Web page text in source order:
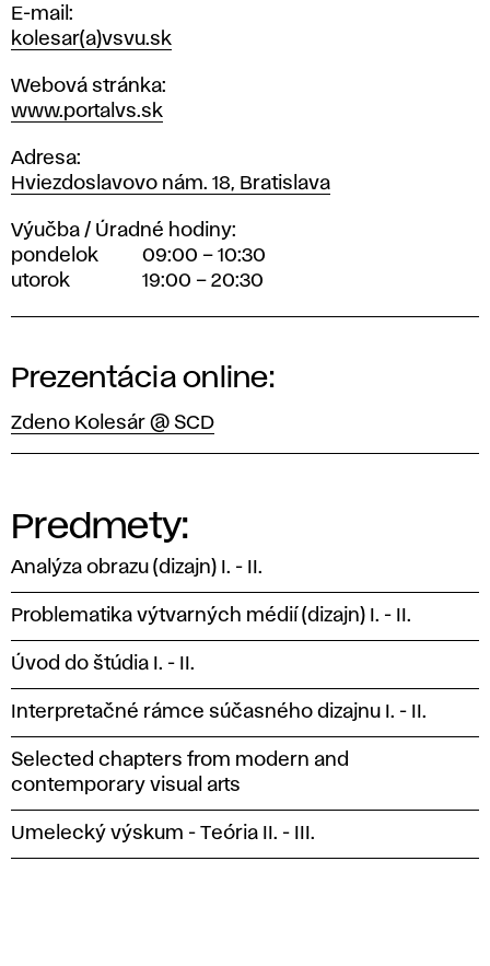
E-mail
kolesar(a)vsvu.sk
Webová stránka
www.portalvs.sk
Adresa
Hviezdoslavovo nám. 18, Bratislava
Výučba / Úradné hodiny
pondelok
09:00 – 10:30
utorok
19:00 – 20:30
Prezentácia online:
Zdeno Kolesár @ SCD
Predmety:
Analýza obrazu (dizajn) I. - II.
Problematika výtvarných médií (dizajn) I. - II.
Úvod do štúdia I. - II.
Interpretačné rámce súčasného dizajnu I. - II.
Selected chapters from modern and
contemporary visual arts
Umelecký výskum - Teória II. - III.